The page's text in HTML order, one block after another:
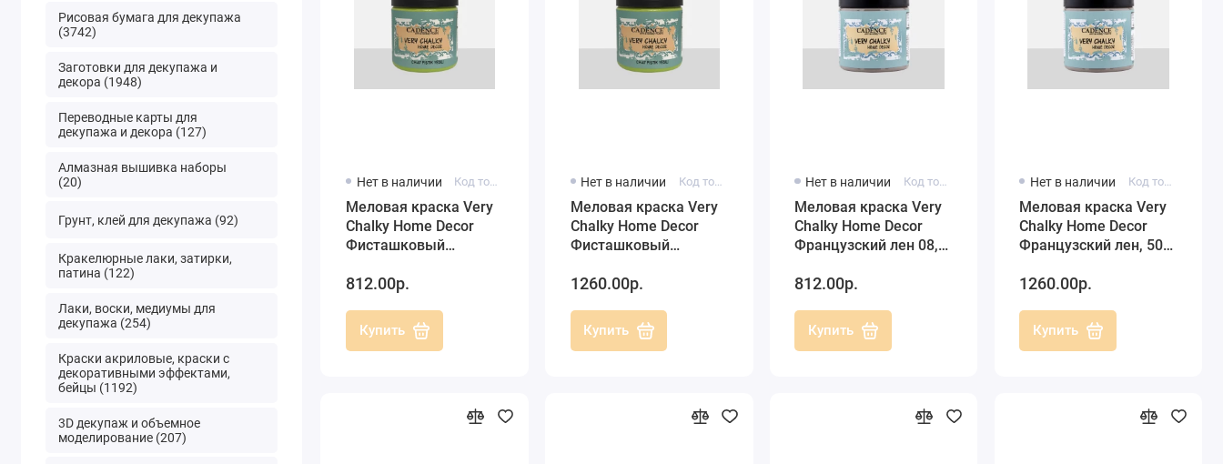
Рисовая бумага для декупажа
(3742)
Заготовки для декупажа и
декора (1948)
Переводные карты для
декупажа и декора (127)
Алмазная вышивка наборы
(20)
Грунт, клей для декупажа (92)
Кракелюрные лаки, затирки,
патина (122)
Лаки, воски, медиумы для
декупажа (254)
Краски акриловые, краски с
декоративными эффектами,
бейцы (1192)
3D декупаж и объемное
моделирование (207)
Нет в наличии Код товара: 0100200470150
Меловая краска Very
Chalky Home Decor
Фисташковый
Cadence
812.00р.
Купить
Нет в наличии Код товара: CH47-500
Меловая краска Very
Chalky Home Decor
Фисташковый
Cadence
1260.00р.
Купить
Нет в наличии Код товара: 0100200080150
Меловая краска Very
Chalky Home Decor
Французский лен 08,
812.00р.
Купить
Нет в наличии Код товара: CH08-500
Меловая краска Very
Chalky Home Decor
Французский лен, 500
1260.00р.
Купить